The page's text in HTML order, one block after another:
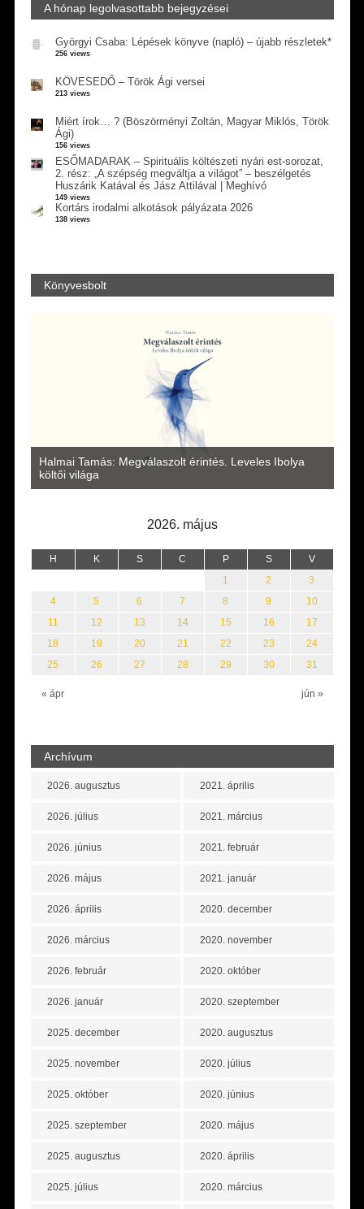
A hónap legolvasottabb bejegyzései
Györgyi Csaba: Lépések könyve (napló) – újabb részletek*
256 views
KÖVESEDŐ – Török Ági versei
213 views
Miért írok… ? (Böszörményi Zoltán, Magyar Miklós, Török
Ági)
156 views
ESŐMADARAK – Spirituális költészeti nyári est-sorozat,
2. rész: „A szépség megváltja a világot” – beszélgetés
Huszárik Katával és Jász Attilával | Meghívó
149 views
Kortárs irodalmi alkotások pályázata 2026
138 views
Könyvesbolt
Halmai Tamás: Megválaszolt érintés. Leveles Ibolya
költői világa
2026. május
H K S C P S V
« ápr jún »
1 2
3
4
5 6 7 8 9
10
11
12 13 14 15 16
17
18
19 20 21 22 23
24
25
26 27 28 29 30 31
Archívum
2026. augusztus
2026. július
2026. június
2026. május
2026. április
2026. március
2026. február
2026. január
2025. december
2025. november
2025. október
2025. szeptember
2025. augusztus
2025. július
2021. április
2021. március
2021. február
2021. január
2020. december
2020. november
2020. október
2020. szeptember
2020. augusztus
2020. július
2020. június
2020. május
2020. április
2020. március